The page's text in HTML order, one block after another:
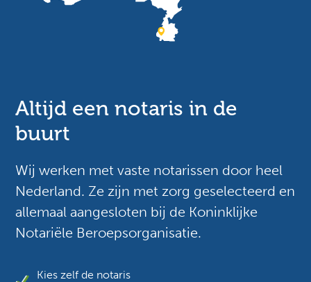
Altijd een notaris in de
buurt
Wij werken met vaste notarissen door heel
Nederland. Ze zijn met zorg geselecteerd en
allemaal aangesloten bij de Koninklijke
Notariële Beroepsorganisatie.
Kies zelf de notaris